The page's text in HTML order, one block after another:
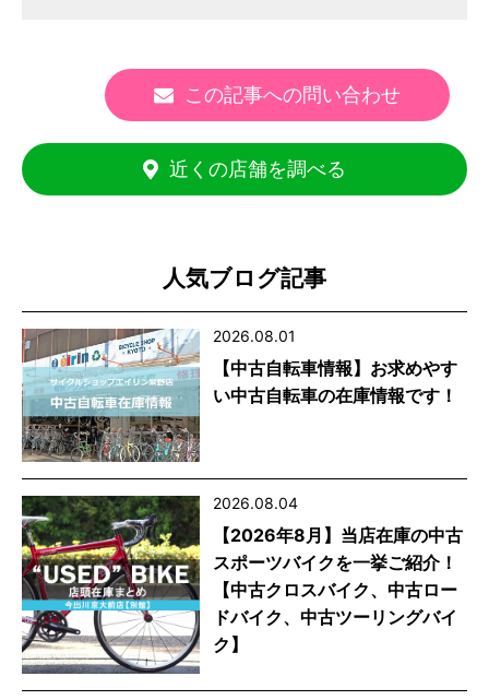
この記事への問い合わせ
近くの店舗を調べる
人気ブログ記事
2026.08.01
【中古自転車情報】お求めやす
い中古自転車の在庫情報です！
2026.08.04
【2026年8月】当店在庫の中古
スポーツバイクを一挙ご紹介！
【中古クロスバイク、中古ロー
ドバイク、中古ツーリングバイ
ク】